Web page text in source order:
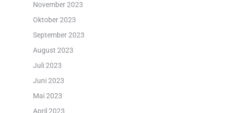
November 2023
Oktober 2023
September 2023
August 2023
Juli 2023
Juni 2023
Mai 2023
April 2023